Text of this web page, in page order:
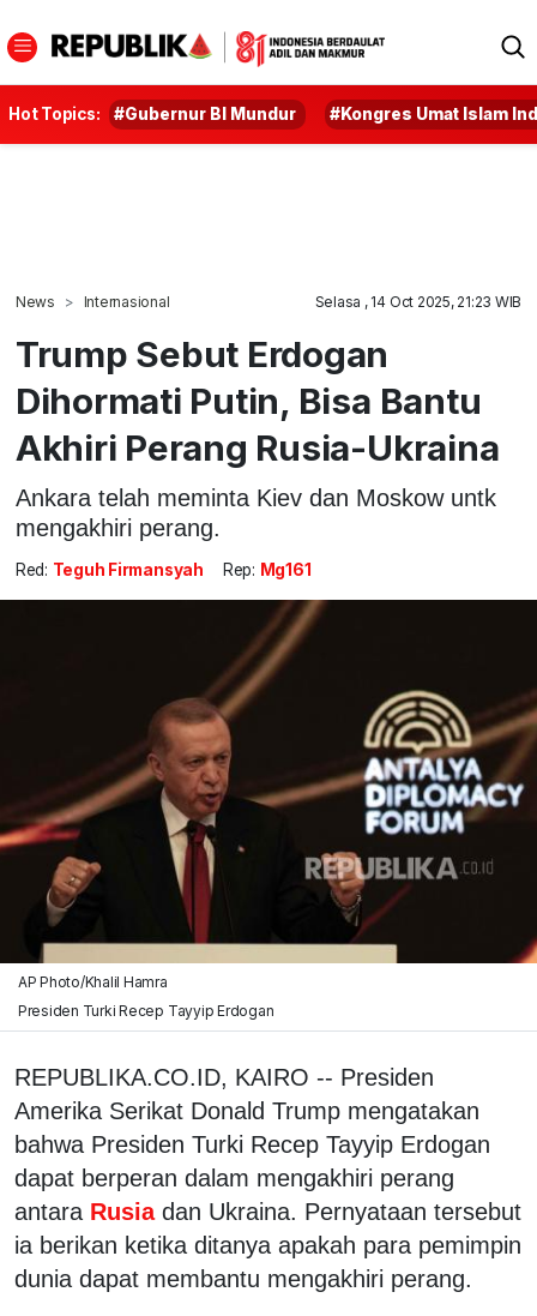
Hot Topics: #Gubernur BI Mundur #Kongres Umat Islam
News Internasional Selasa , 14 Oct 2025, 21:23 WIB
Trump Sebut Erdogan
Dihormati Putin, Bisa Bantu
Akhiri Perang Rusia-Ukraina
Ankara telah meminta Kiev dan Moskow untk
mengakhiri perang.
Red: Teguh Firmansyah Rep: Mg161
AP Photo/Khalil Hamra
Presiden Turki Recep Tayyip Erdogan
REPUBLIKA.CO.ID, KAIRO -- Presiden
Amerika Serikat Donald Trump mengatakan
bahwa Presiden Turki Recep Tayyip Erdogan
dapat berperan dalam mengakhiri perang
antara Rusia dan Ukraina. Pernyataan tersebut
ia berikan ketika ditanya apakah para pemimpin
dunia dapat membantu mengakhiri perang.